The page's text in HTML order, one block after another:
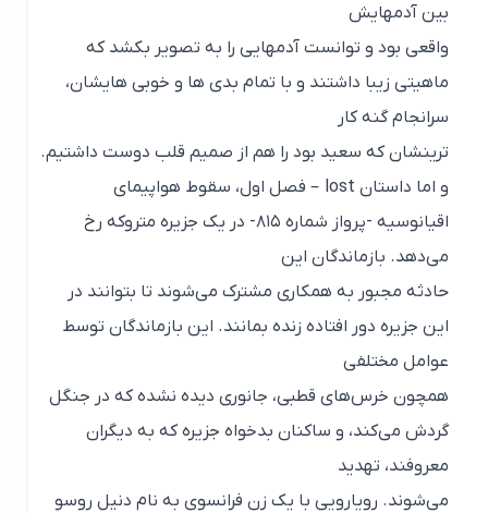
بین آدمهایش
واقعی بود و توانست آدمهایی را به تصویر بکشد که
ماهیتی زیبا داشتند و با تمام بدی ها و خوبی هایشان،
سرانجام گنه کار
ترینشان که سعید بود را هم از صمیم قلب دوست داشتیم.
و اما داستان lost – فصل اول، سقوط هواپیمای
اقیانوسیه -پرواز شماره ۸۱۵- در یک جزیره متروکه رخ
می‌دهد. بازماندگان این
حادثه مجبور به همکاری مشترک می‌شوند تا بتوانند در
این جزیره دور افتاده زنده بمانند. این بازماندگان توسط
عوامل مختلفی
همچون خرس‌های قطبی، جانوری دیده نشده که در جنگل
گردش می‌کند، و ساکنان بدخواه جزیره که به دیگران
معروفند، تهدید
می‌شوند. رویارویی با یک زن فرانسوی به نام دنیل روسو